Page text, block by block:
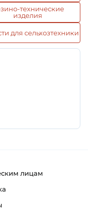
технические
изделия
для сельхозтехники
лицам